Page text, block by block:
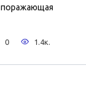
поражающая
0 1.4к.